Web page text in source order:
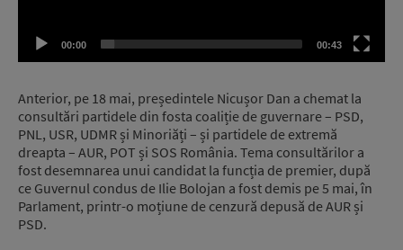
00:00 00:43
Anterior, pe 18 mai, președintele Nicușor Dan a chemat la
consultări partidele din fosta coaliție de guvernare – PSD,
PNL, USR, UDMR și Minoriăți – și partidele de extremă
dreapta – AUR, POT și SOS România. Tema consultărilor a
fost desemnarea unui candidat la funcția de premier, după
ce Guvernul condus de Ilie Bolojan a fost demis pe 5 mai, în
Parlament, printr-o moțiune de cenzură depusă de AUR și
PSD.